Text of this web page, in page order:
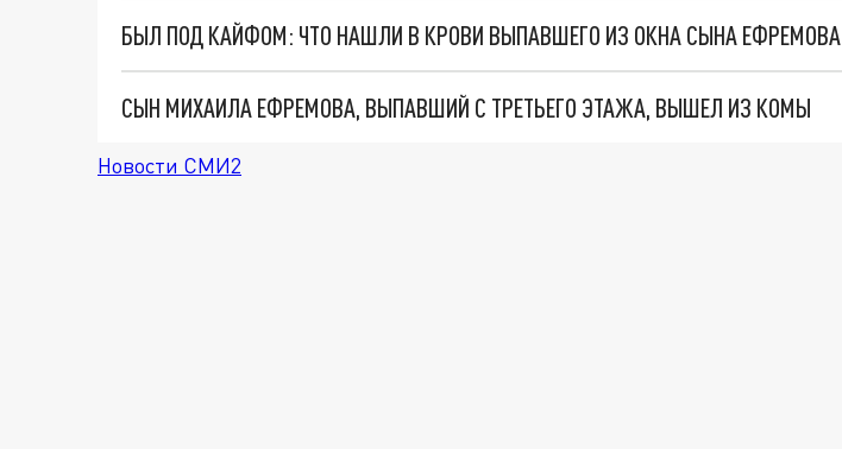
БЫЛ ПОД КАЙФОМ: ЧТО НАШЛИ В КРОВИ ВЫПАВШЕГО ИЗ ОКНА СЫНА ЕФРЕМОВА
СЫН МИХАИЛА ЕФРЕМОВА, ВЫПАВШИЙ С ТРЕТЬЕГО ЭТАЖА, ВЫШЕЛ ИЗ КОМЫ
Новости СМИ2